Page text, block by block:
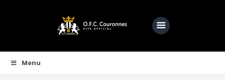
Menu
OFC COURONNES | SITE OFFICIEL DE L'OFCC